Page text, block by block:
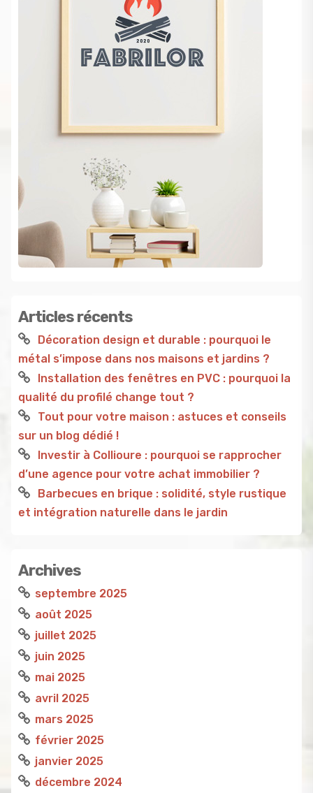
Articles récents
Décoration design et durable : pourquoi le
métal s’impose dans nos maisons et jardins ?
Installation des fenêtres en PVC : pourquoi la
qualité du profilé change tout ?
Tout pour votre maison : astuces et conseils
sur un blog dédié !
Investir à Collioure : pourquoi se rapprocher
d’une agence pour votre achat immobilier ?
Barbecues en brique : solidité, style rustique
et intégration naturelle dans le jardin
Archives
septembre 2025
août 2025
juillet 2025
juin 2025
mai 2025
avril 2025
mars 2025
février 2025
janvier 2025
décembre 2024